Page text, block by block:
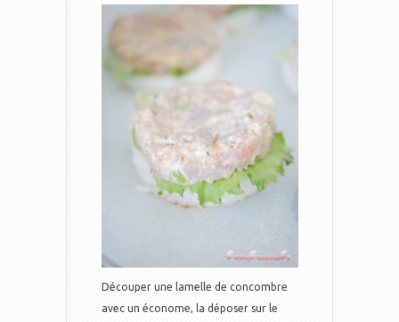
Découper une lamelle de concombre
avec un économe, la déposer sur le